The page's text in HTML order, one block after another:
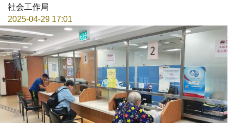
社会工作局
2025-04-29 17:01